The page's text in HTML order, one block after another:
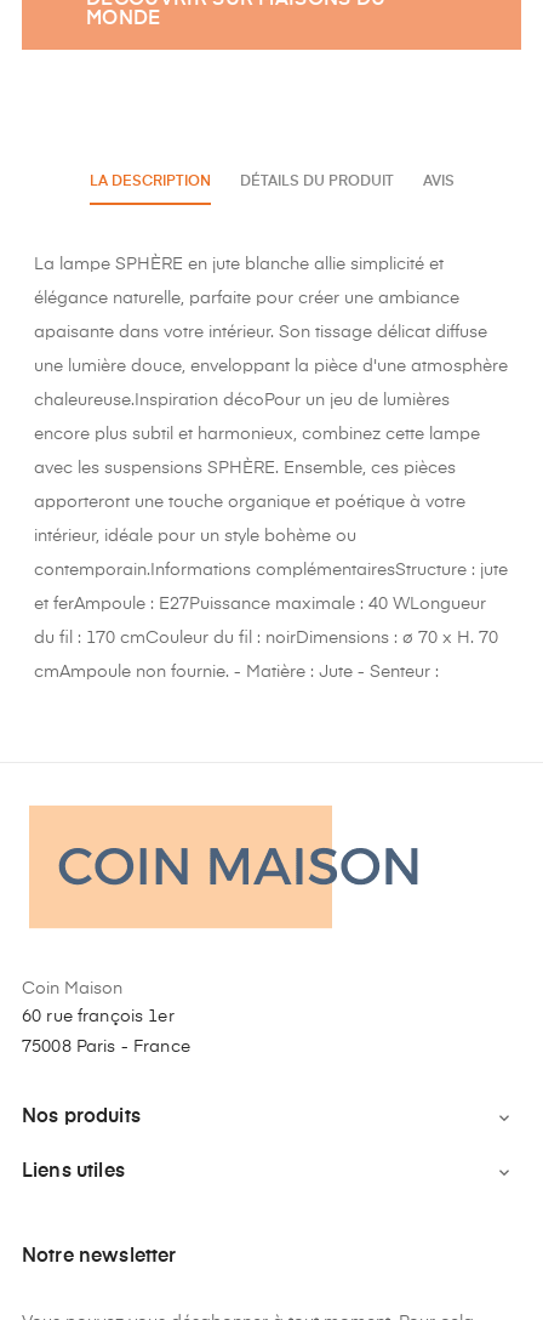
MONDE
LA DESCRIPTION DÉTAILS DU PRODUIT AVIS
La lampe SPHÈRE en jute blanche allie simplicité et
élégance naturelle, parfaite pour créer une ambiance
apaisante dans votre intérieur. Son tissage délicat diffuse
une lumière douce, enveloppant la pièce d'une atmosphère
chaleureuse.Inspiration décoPour un jeu de lumières
encore plus subtil et harmonieux, combinez cette lampe
avec les suspensions SPHÈRE. Ensemble, ces pièces
apporteront une touche organique et poétique à votre
intérieur, idéale pour un style bohème ou
contemporain.Informations complémentairesStructure : jute
et ferAmpoule : E27Puissance maximale : 40 WLongueur
du fil : 170 cmCouleur du fil : noirDimensions : ø 70 x H. 70
cmAmpoule non fournie. - Matière : Jute - Senteur :
Coin Maison
60 rue françois 1er
75008 Paris - France
Nos produits 
Liens utiles 
Notre newsletter